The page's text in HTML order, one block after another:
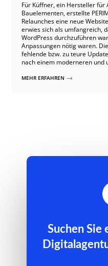
Für Küffner, ein Hersteller
Bauelementen, erstellte
Relaunches eine neue
erwies sich als umfangreich,
WordPress durchzuführen
Anpassungen nötig waren.
fehlende bzw. zu teure
nach einem moderneren und
MEHR ERFAHREN $
Suchen Sie